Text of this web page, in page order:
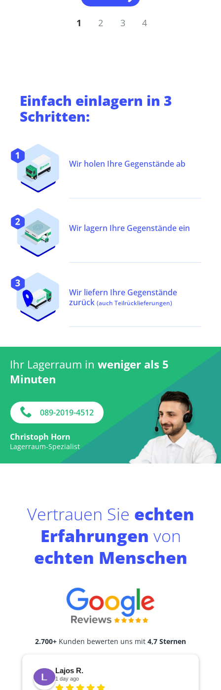
1 2 3 4
Einfach einlagern in 3
Schritten:
Wir holen Ihre Gegenstände ab
Wir lagern Ihre Gegenstände ein
Wir liefern Ihre Gegenstände
zurück (auch Teilrücklieferungen)
Ihr Lagerraum in weniger als 5
Minuten
089-2019-4512
Christoph Horn
Lagerraum-Spezialist
Vertrauen Sie echten
Erfahrungen von
echten Menschen
2.700+ Kunden bewerten uns mit 4,7 Sternen
Lajos R.
1 day ago